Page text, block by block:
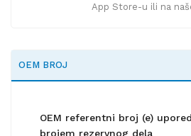
App Store-u ili na
OEM BROJ
OEM referentni broj (e)
brojem rezervnog dela